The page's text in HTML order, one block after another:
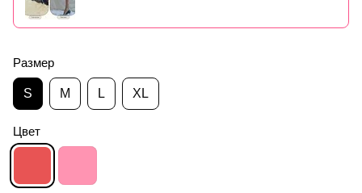
Размер
S M L XL
Цвет